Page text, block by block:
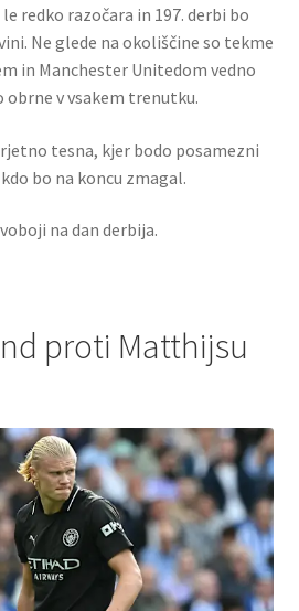
redko razočara in 197. derbi bo
Ne glede na okoliščine so tekme
in Manchester Unitedom vedno
obrne v vsakem trenutku.
tesna, kjer bodo posamezni
bo na koncu zmagal.
na dan derbija.
proti Matthijsu